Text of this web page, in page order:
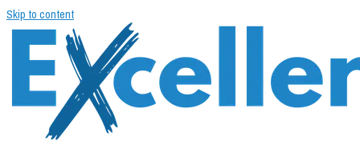
Skip to content